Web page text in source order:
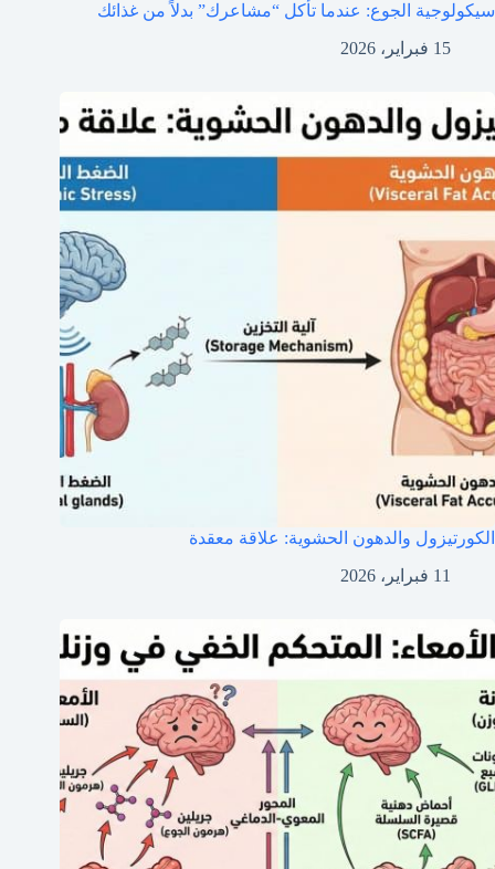
سيكولوجية الجوع: عندما تأكل “مشاعرك” بدلاً من غذائك
15 فبراير، 2026
الكورتيزول والدهون الحشوية: علاقة معقدة
11 فبراير، 2026